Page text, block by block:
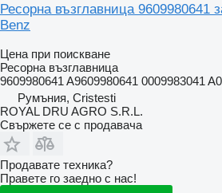
Ресорна възглавница 9609980641
Benz
Цена при поискване
Ресорна възглавница
9609980641 A9609980641 0009983041
Румъния, Cristesti
ROYAL DRU AGRO S.R.L.
Свържете се с продавача
Продавате техника?
Правете го заедно с нас!